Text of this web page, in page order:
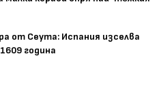
от Сеута: Испания изселва
година